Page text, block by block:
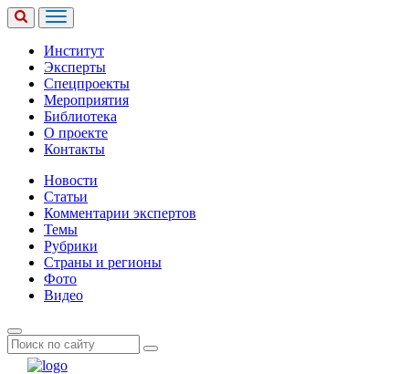
Институт
Эксперты
Спецпроекты
Мероприятия
Библиотека
О проекте
Контакты
Новости
Статьи
Комментарии экспертов
Темы
Рубрики
Страны и регионы
Фото
Видео